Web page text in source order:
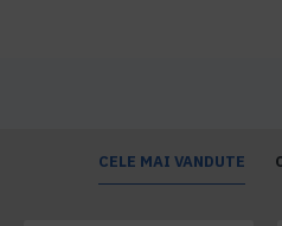
CELE MAI VANDUTE